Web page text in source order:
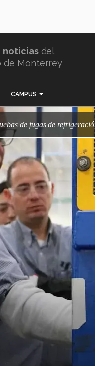
noticias del
de Monterrey
CAMPUS
de fugas de